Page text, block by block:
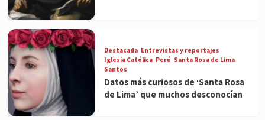
Destacada Entrevistas y reportajes
Iglesia Católica Perú Santa Rosa de Lima
Santos
Datos más curiosos de ‘Santa Rosa
de Lima’ que muchos desconocían